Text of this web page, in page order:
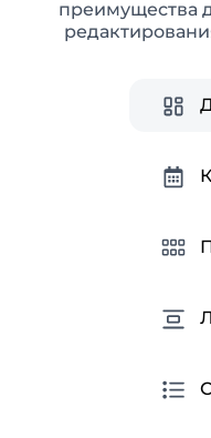
для
оптимизации
Умные
преимущества